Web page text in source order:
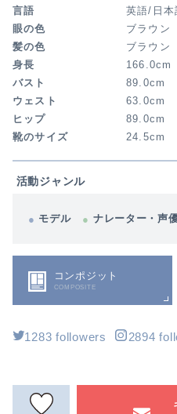
言語
英語/日本
眼の色
ブラウン
髪の色
ブラウン
身長
166.0cm
バスト
89.0cm
ウェスト
63.0cm
ヒップ
89.0cm
靴のサイズ
24.5cm
活動ジャンル
モデル ナレーター・声
コンポジット
COMPOSITE
1283 followers 2894